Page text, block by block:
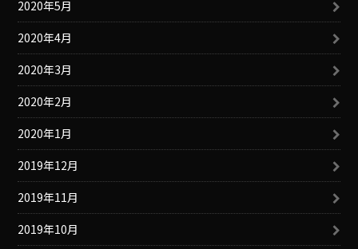
2020年5月
2020年4月
2020年3月
2020年2月
2020年1月
2019年12月
2019年11月
2019年10月